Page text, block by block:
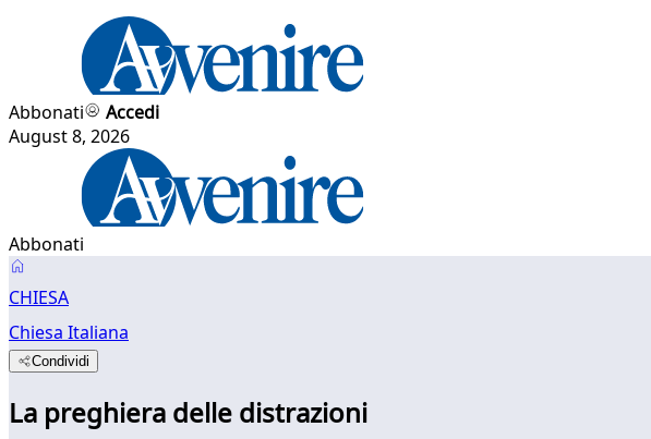
Abbonati
Accedi
August 8, 2026
Abbonati
CHIESA
Chiesa Italiana
Condividi
La preghiera delle distrazioni